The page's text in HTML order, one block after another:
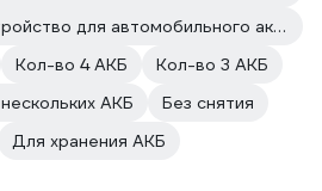
60 А/ч (зарядное устройство для автомобильного аккумулятора)
Кол-во 4 АКБ
Кол-во 3 АКБ
АКБ
Без снятия
Для хранения АКБ